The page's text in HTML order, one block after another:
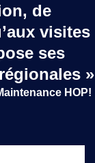
de
visites
ses
»
HOP!